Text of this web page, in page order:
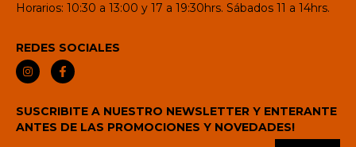
Horarios: 10:30 a 13:00 y 17 a 19:30hrs. Sábados 11 a 14hrs.
REDES SOCIALES
SUSCRIBITE A NUESTRO NEWSLETTER Y ENTERANTE
ANTES DE LAS PROMOCIONES Y NOVEDADES!